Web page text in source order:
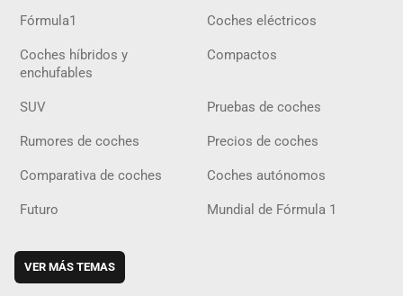
Fórmula1 Coches eléctricos
Coches híbridos y
enchufables
Compactos
SUV Pruebas de coches
Rumores de coches Precios de coches
Comparativa de coches Coches autónomos
Futuro Mundial de Fórmula 1
VER MÁS TEMAS